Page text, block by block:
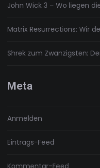
John Wick 3 – Wo liegen
Matrix Resurrections: Wir
Shrek zum Zwanzigsten:
Meta
Anmelden
Eintrags-Feed